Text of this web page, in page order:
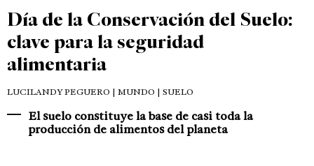
Día de la Conservación del Suelo:
clave para la seguridad
alimentaria
LUCILANDY PEGUERO | MUNDO | SUELO
El suelo constituye la base de casi toda la
producción de alimentos del planeta